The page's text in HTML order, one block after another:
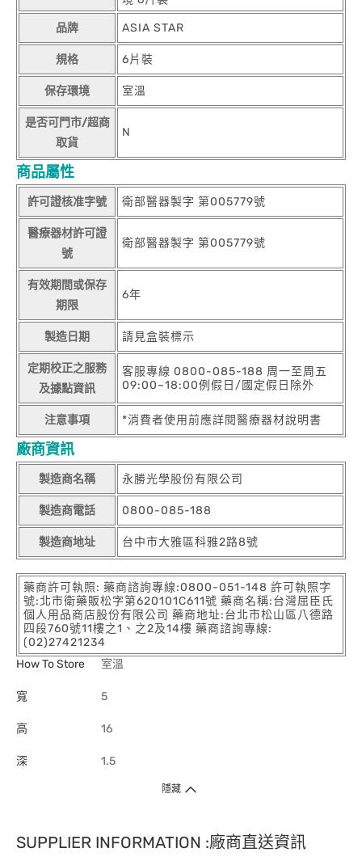
品牌 ASIA STAR
規格 6片裝
保存環境 室溫
是否可門市/超商
取貨
N
商品屬性
許可證核准字號 衛部醫器製字 第005779號
醫療器材許可證
號
衛部醫器製字 第005779號
有效期間或保存
期限
6年
製造日期 請見盒裝標示
定期校正之服務
及據點資訊
客服專線 0800-085-188 周一至周五
09:00~18:00例假日/國定假日除外
注意事項 *消費者使用前應詳閱醫療器材說明書
廠商資訊
製造商名稱 永勝光學股份有限公司
製造商電話 0800-085-188
製造商地址 台中市大雅區科雅2路8號
藥商許可執照: 藥商諮詢專線:0800-051-148 許可執照字
號:北市衛藥販松字第620101C611號 藥商名稱:台灣屈臣氏
個人用品商店股份有限公司 藥商地址:台北市松山區八德路
四段760號11樓之1、之2及14樓 藥商諮詢專線:
(02)27421234
How To Store
室溫
寬 5
高 16
深 1.5
隱藏
SUPPLIER INFORMATION :廠商直送資訊